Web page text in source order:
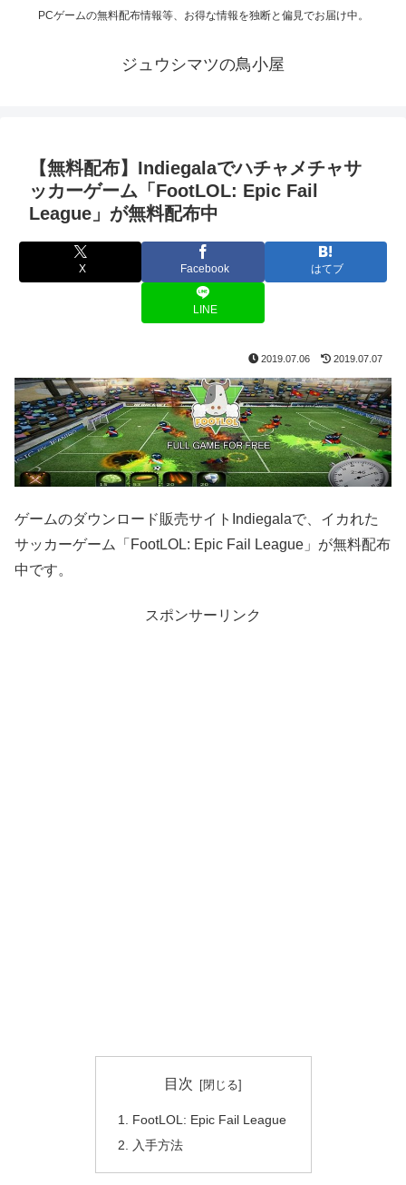
PCゲームの無料配布情報等、お得な情報を独断と偏見でお届け中。
ジュウシマツの鳥小屋
【無料配布】Indiegalaでハチャメチャサ
ッカーゲーム「FootLOL: Epic Fail
League」が無料配布中
X Facebook はてブ
LINE
2019.07.06 2019.07.07
ゲームのダウンロード販売サイトIndiegalaで、イカれた
サッカーゲーム「FootLOL: Epic Fail League」が無料配布
中です。
スポンサーリンク
目次
FootLOL: Epic Fail League
入手方法